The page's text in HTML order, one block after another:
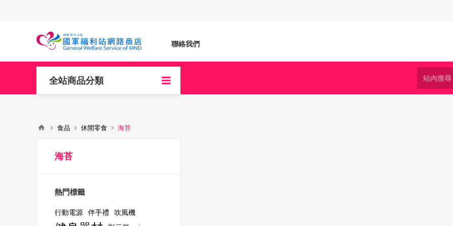
聯絡我們
全站商品分類
食品 休閒零食 海苔
海苔
熱門標籤
行動電源 伴手禮 吹風機